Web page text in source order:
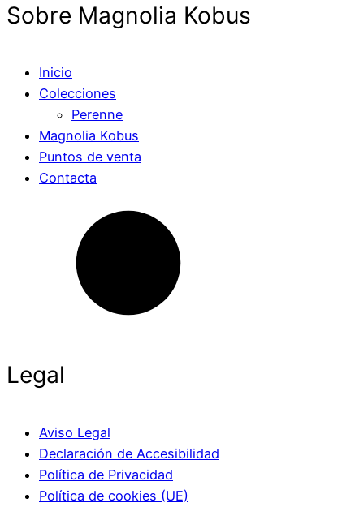
Sobre Magnolia Kobus
Inicio
Colecciones
Perenne
Magnolia Kobus
Puntos de venta
Contacta
Legal
Aviso Legal
Declaración de Accesibilidad
Política de Privacidad
Política de cookies (UE)